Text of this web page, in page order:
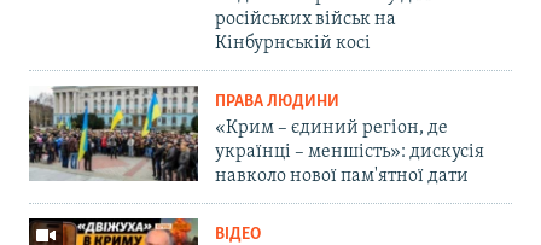
російських військ на
Кінбурнській косі
ПРАВА ЛЮДИНИ
«Крим – єдиний регіон, де
українці – меншість»: дискусія
навколо нової пам'ятної дати
ВІДЕО